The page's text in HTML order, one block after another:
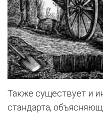
Также существует и
стандарта,